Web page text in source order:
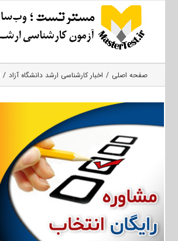
صفحه اصلی اخبار کارشناسی ارشد دانشگاه آزاد